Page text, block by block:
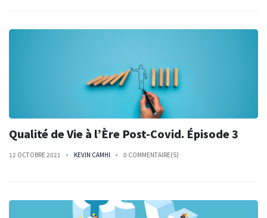
Qualité de Vie à l’Ère Post-Covid. Épisode 3
12 OCTOBRE 2021 KEVIN CAMHI 0 COMMENTAIRE(S)